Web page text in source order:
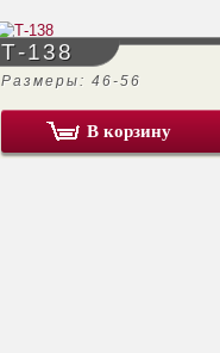
Т-138
Размеры: 46-56
В корзину